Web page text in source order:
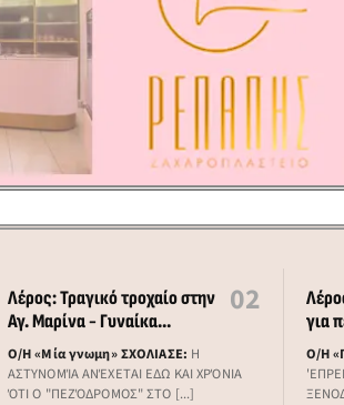
Λέρος: Τραγικό τροχαίο στην
Αγ. Μαρίνα - Γυναίκα
παρασύρθηκε από αυτοκίνητο
02
Ο/Η «Μία γνωμη» ΣΧΟΛΙΑΣΕ: Η
ΑΣΤΥΝΟΜΊΑ ΑΝΈΧΕΤΑΙ ΕΔΩ ΚΑΙ ΧΡΌΝΙΑ
ΌΤΙ Ο "ΠΕΖΌΔΡΟΜΟΣ" ΣΤΟ [...]
για
από
Ο/Η